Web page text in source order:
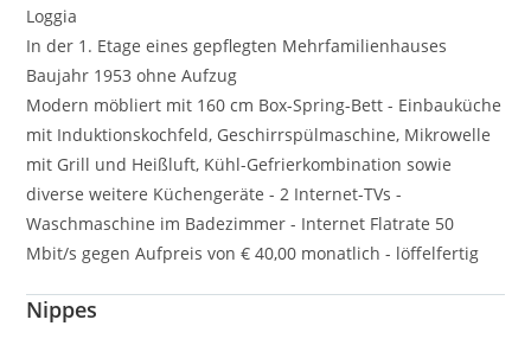
Loggia
In der 1. Etage eines gepflegten Mehrfamilienhauses
Baujahr 1953 ohne Aufzug
Modern möbliert mit 160 cm Box-Spring-Bett - Einbauküche
mit Induktionskochfeld, Geschirrspülmaschine, Mikrowelle
mit Grill und Heißluft, Kühl-Gefrierkombination sowie
diverse weitere Küchengeräte - 2 Internet-TVs -
Waschmaschine im Badezimmer - Internet Flatrate 50
Mbit/s gegen Aufpreis von € 40,00 monatlich - löffelfertig
Nippes